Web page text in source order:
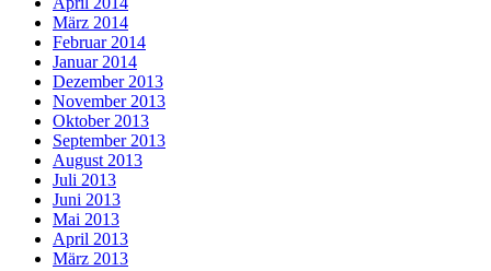
März 2014
Februar 2014
Januar 2014
Dezember 2013
November 2013
Oktober 2013
September 2013
August 2013
Juli 2013
Juni 2013
Mai 2013
April 2013
März 2013